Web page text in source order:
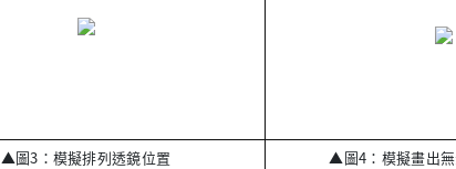
▲圖3：模擬排列透鏡位置 ▲圖4：模擬畫出